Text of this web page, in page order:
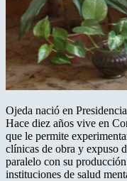
Ojeda nació en
Hace diez años vive en
que le permite
clínicas de obra y expuso
paralelo con su
instituciones de salud